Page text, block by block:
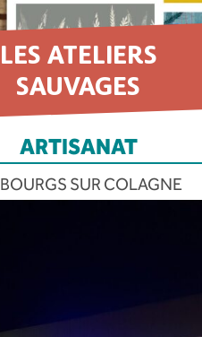
LES ATELIERS
SAUVAGES
ARTISANAT
BOURGS SUR COLAGNE